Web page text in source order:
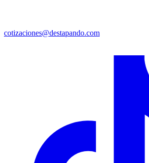
cotizaciones@destapando.com